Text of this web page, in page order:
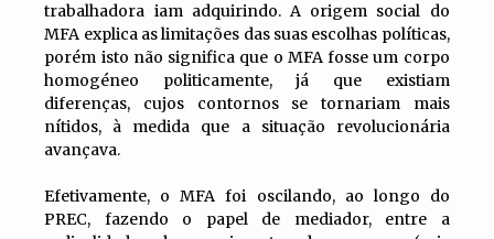
trabalhadora iam adquirindo. A origem social do
MFA explica as limitações das suas escolhas políticas,
porém isto não significa que o MFA fosse um corpo
homogéneo politicamente, já que existiam
diferenças, cujos contornos se tornariam mais
nítidos, à medida que a situação revolucionária
avançava.
Efetivamente, o MFA foi oscilando, ao longo do
PREC, fazendo o papel de mediador, entre a